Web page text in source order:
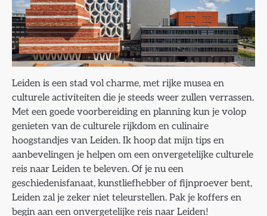
Leiden is een stad vol charme, met rijke musea en
culturele activiteiten die je steeds weer zullen verrassen.
Met een goede voorbereiding en planning kun je volop
genieten van de culturele rijkdom en culinaire
hoogstandjes van Leiden. Ik hoop dat mijn tips en
aanbevelingen je helpen om een onvergetelijke culturele
reis naar Leiden te beleven. Of je nu een
geschiedenisfanaat, kunstliefhebber of fijnproever bent,
Leiden zal je zeker niet teleurstellen. Pak je koffers en
begin aan een onvergetelijke reis naar Leiden!